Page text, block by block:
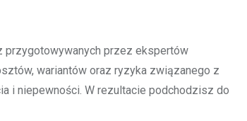
przygotowywanych przez ekspertów
wariantów oraz ryzyka związanego z
i niepewności. W rezultacie podchodzisz do